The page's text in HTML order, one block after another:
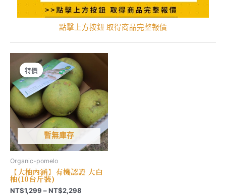
點擊上方按鈕 取得商品完整報價
特價
暫無庫存
特價
Organic-pomelo
【大柚內涵】有機認證 大白
柚(10台斤裝)
NT$1,299 –NT$2,298